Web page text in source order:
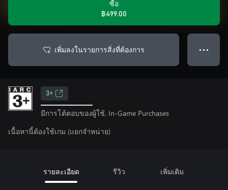
ซื้อ
฿499.00
เพิ่มลงในรายการสิ่งที่ต้องการ ● ● ●
3+
มีการโต้ตอบของผู้ใช้, In-Game Purchases
เนื้อหานี้ต้องใช้เกม (แยกจำหน่าย)
รายละเอียด รีวิว เพิ่มเติม